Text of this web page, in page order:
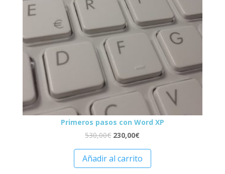
Primeros pasos con Word XP
530,00€ 230,00€
Añadir al carrito